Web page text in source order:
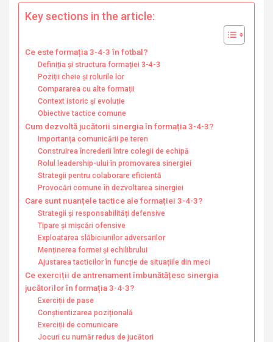
Key sections in the article:
Ce este formația 3-4-3 în fotbal?
Definiția și structura formației 3-4-3
Poziții cheie și rolurile lor
Compararea cu alte formații
Context istoric și evoluție
Obiective tactice comune
Cum dezvoltă jucătorii sinergia în formația 3-4-3?
Importanța comunicării pe teren
Construirea încrederii între colegii de echipă
Rolul leadership-ului în promovarea sinergiei
Strategii pentru colaborare eficientă
Provocări comune în dezvoltarea sinergiei
Care sunt nuanțele tactice ale formației 3-4-3?
Strategii și responsabilități defensive
Tipare și mișcări ofensive
Exploatarea slăbiciunilor adversarilor
Menținerea formei și echilibrului
Ajustarea tacticilor în funcție de situațiile din meci
Ce exerciții de antrenament îmbunătățesc sinergia
jucătorilor în formația 3-4-3?
Exerciții de pase
Conștientizarea pozițională
Exerciții de comunicare
Jocuri cu număr redus de jucători